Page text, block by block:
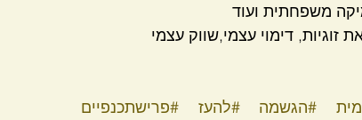
משפחתית ועוד
זוגיות, דימוי עצמי,שווק עצמי
#הגשמה #להעז
#פרישתכנפיים